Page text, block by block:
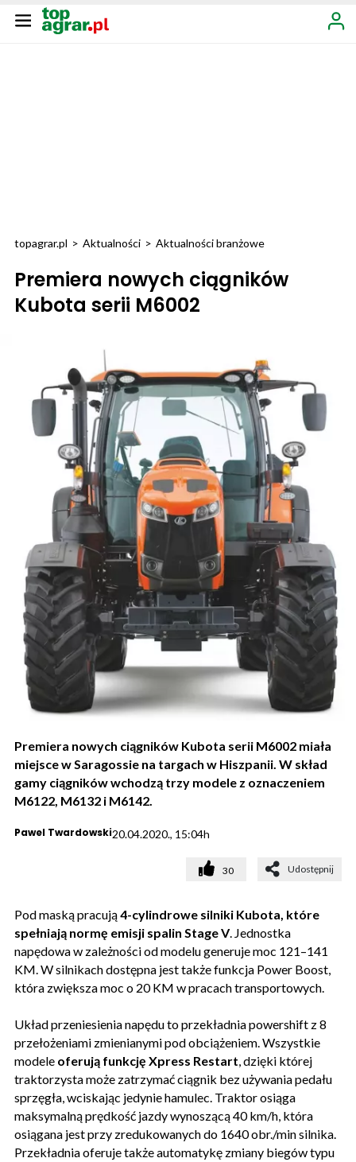
topagrar.pl > Aktualności > Aktualności branżowe
Premiera nowych ciągników
Kubota serii M6002
Premiera nowych ciągników Kubota serii M6002 miała
miejsce w Saragossie na targach w Hiszpanii. W skład
gamy ciągników wchodzą trzy modele z oznaczeniem
M6122, M6132 i M6142.
Pawel Twardowski20.04.2020., 15:04h
30 Udostępnij
Pod maską pracują4-cylindrowe silniki Kubota, które
spełniają normę emisji spalin Stage V. Jednostka
napędowa w zależności od modelu generuje moc 121–141
KM. W silnikach dostępna jest także funkcja Power Boost,
która zwiększa moc o 20 KM w pracach transportowych.
Układ przeniesienia napędu to przekładnia powershift z 8
przełożeniami zmienianymi pod obciążeniem. Wszystkie
modele oferują funkcję Xpress Restart, dzięki której
traktorzysta może zatrzymać ciągnik bez używania pedału
sprzęgła, wciskając jedynie hamulec. Traktor osiąga
maksymalną prędkość jazdy wynoszącą 40 km/h, która
osiągana jest przy zredukowanych do 1640 obr./min silnika.
Przekładnia oferuje także automatykę zmiany biegów typu